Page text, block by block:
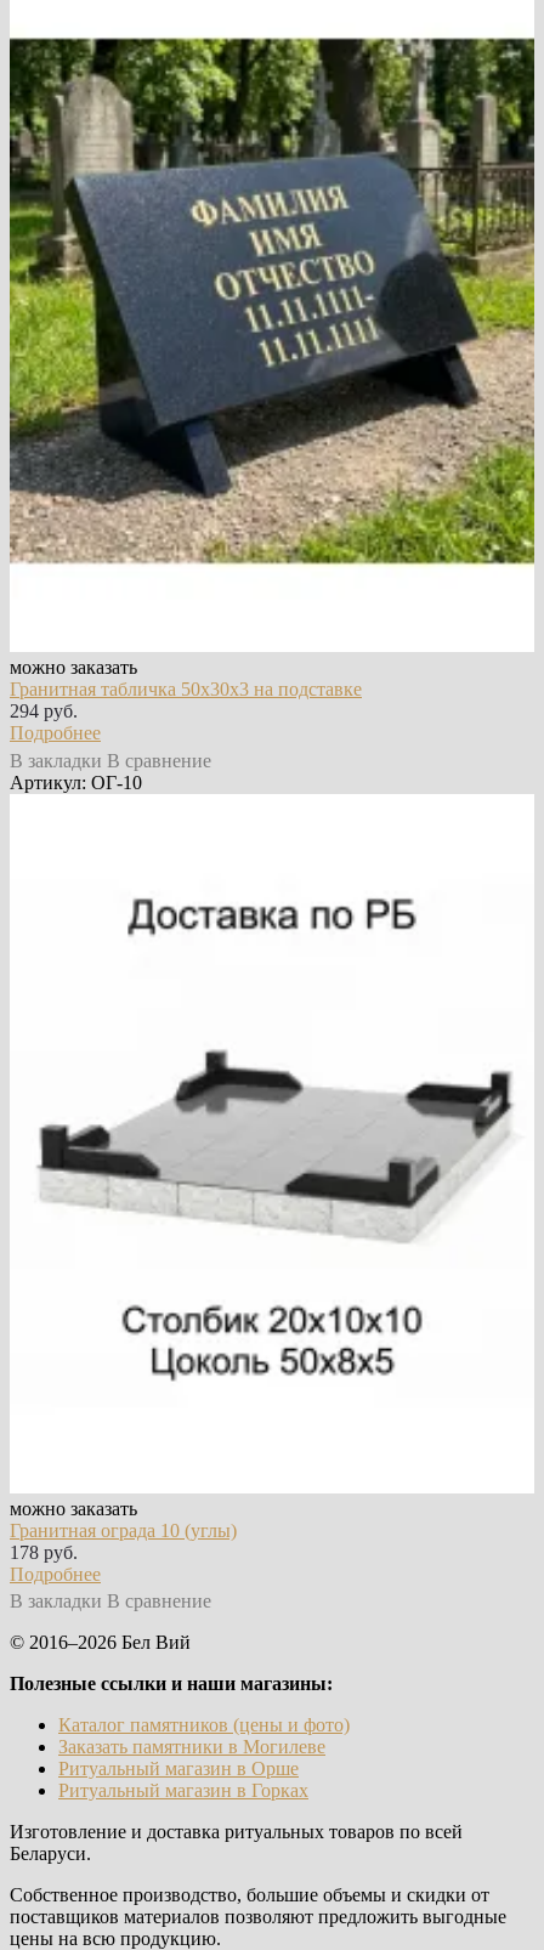
можно заказать
Гранитная табличка 50х30х3 на подставке
294 руб.
Подробнее
В закладки В сравнение
Артикул: ОГ-10
можно заказать
Гранитная ограда 10 (углы)
178 руб.
Подробнее
В закладки В сравнение
© 2016–2026 Бел Вий
Полезные ссылки и наши магазины:
Каталог памятников (цены и фото)
Заказать памятники в Могилеве
Ритуальный магазин в Орше
Ритуальный магазин в Горках
Изготовление и доставка ритуальных товаров по всей
Беларуси.
Собственное производство, большие объемы и скидки от
поставщиков материалов позволяют предложить выгодные
цены на всю продукцию.